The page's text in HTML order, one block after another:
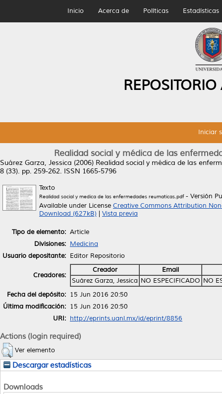
Inicio Acerca de Políticas Estadísticas
Iniciar
Realidad social y médica de las
Suárez Garza, Jessica (2006) Realidad social y médica de las
8 (33). pp. 259-262. ISSN 1665-5796
Texto
Realidad social y medica de las enfermedades reumaticas.pdf- Versión
Available under License Creative Commons Attribution
Download (627kB)
Vista previa
Tipo de elemento: Article
Divisiones: Medicina
Usuario depositante: Editor Repositorio
Creadores:
Creador
Email
Suárez Garza, Jessica NO ESPECIFICADO NO
Fecha del depósito: 15 Jun 2016 20:50
Última modificación: 15 Jun 2016 20:50
URI: http://eprints.uanl.mx/id/eprint/8856
Actions (login required)
Ver elemento
Descargar estadísticas
Downloads